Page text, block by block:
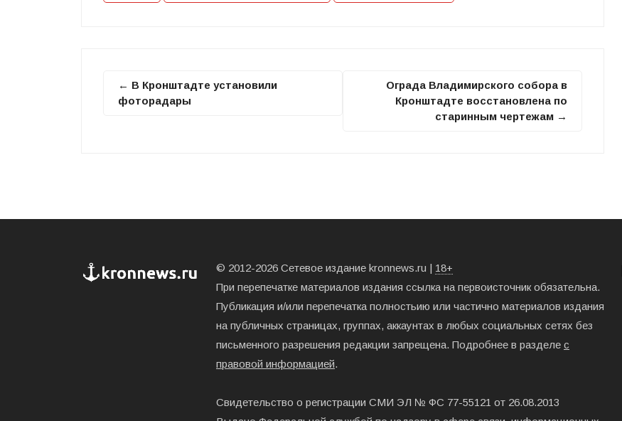
← В Кронштадте установили
фоторадары
Ограда Владимирского собора в
Кронштадте восстановлена по
старинным чертежам →
© 2012-2026 Сетевое издание kronnews.ru | 18+
При перепечатке материалов издания ссылка на первоисточник обязательна.
Публикация и/или перепечатка полностьию или частично материалов издания
на публичных страницах, группах, аккаунтах в любых социальных сетях без
письменного разрешения редакции запрещена. Подробнее в разделе с
правовой информацией.
Свидетельство о регистрации СМИ ЭЛ № ФС 77-55121 от 26.08.2013